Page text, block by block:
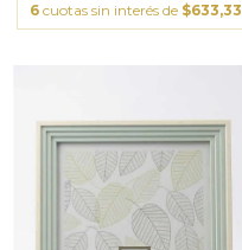
6 cuotas sin interés de $633,33